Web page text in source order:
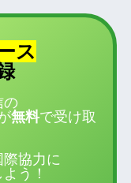
ス
の
無料で受け取
協力に
う！